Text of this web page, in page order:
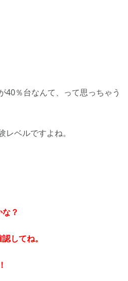
40％台なんて、って思っちゃう
ベルですよね。
？
してね。